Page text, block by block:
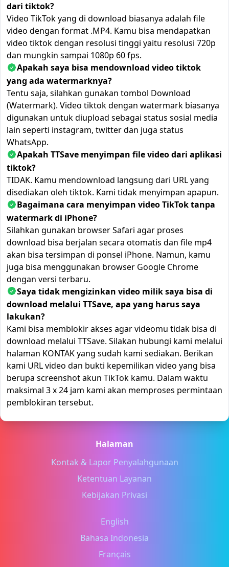
dari tiktok?
Video TikTok yang di download biasanya adalah file
video dengan format .MP4. Kamu bisa mendapatkan
video tiktok dengan resolusi tinggi yaitu resolusi 720p
dan mungkin sampai 1080p 60 fps.
Apakah saya bisa mendownload video tiktok
yang ada watermarknya?
Tentu saja, silahkan gunakan tombol Download
(Watermark). Video tiktok dengan watermark biasanya
digunakan untuk diupload sebagai status sosial media
lain seperti instagram, twitter dan juga status
WhatsApp.
Apakah TTSave menyimpan file video dari aplikasi
tiktok?
TIDAK. Kamu mendownload langsung dari URL yang
disediakan oleh tiktok. Kami tidak menyimpan apapun.
Bagaimana cara menyimpan video TikTok tanpa
watermark di iPhone?
Silahkan gunakan browser Safari agar proses
download bisa berjalan secara otomatis dan file mp4
akan bisa tersimpan di ponsel iPhone. Namun, kamu
juga bisa menggunakan browser Google Chrome
dengan versi terbaru.
Saya tidak mengizinkan video milik saya bisa di
download melalui TTSave, apa yang harus saya
lakukan?
Kami bisa memblokir akses agar videomu tidak bisa di
download melalui TTSave. Silakan hubungi kami melalui
halaman KONTAK yang sudah kami sediakan. Berikan
kami URL video dan bukti kepemilikan video yang bisa
berupa screenshot akun TikTok kamu. Dalam waktu
maksimal 3 x 24 jam kami akan memproses permintaan
pemblokiran tersebut.
Halaman
Kontak & Lapor Penyalahgunaan
Ketentuan Layanan
Kebijakan Privasi
English
Bahasa Indonesia
Français